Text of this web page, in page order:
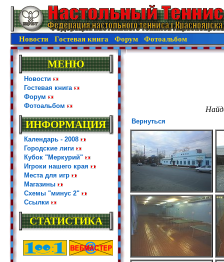
Новости Гостевая книга Форум Фотоальбом
МЕНЮ
Новости
Гостевая книга
Форум
Фотоальбом
ИНФОРМАЦИЯ
Календарь - 2008
Городские лиги
Кубок "Меркурий"
Игроки нашего края
Места для игр
Магазины
Схемы "минус 2"
Ссылки
СТАТИСТИКА
Вернуться